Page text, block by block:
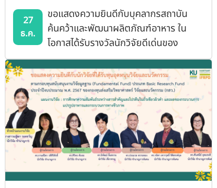
27
ธ.ค.
ขอแสดงความยินดีกับบุคลากรสถาบัน
ค้นคว้าและพัฒนาผลิตภัณฑ์อาหาร ใน
โอกาสได้รับรางวัลนักวิจัยดีเด่นของ
มหาวิทยาลัยเกษตรศาสตร์ ประจำปี 2566